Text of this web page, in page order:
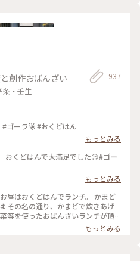
創作おばんざい
条・壬生
937
ゴーラ隊 #おくどはん
もっとみる
くどはんで大満足でした😉#ゴー
もっとみる
昼はおくどはんでランチ。 かまど
その名の通り、かまどで炊きあげ
等を使ったおばんざいランチが頂
1つ1つが丁寧で美味しくて これに
もっとみる